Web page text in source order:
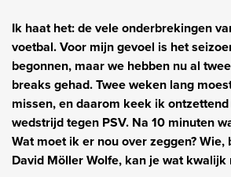
Ik haat het: de vele onderbrekingen
voetbal. Voor mijn gevoel is het
begonnen, maar we hebben nu al
breaks gehad. Twee weken lang
missen, en daarom keek ik
wedstrijd tegen PSV. Na 10 minuten
Wat moet ik er nou over zeggen?
David Möller Wolfe, kan je wat kwalijk